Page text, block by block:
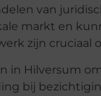
van
markt en
zijn cruciaal
in Hilversum
bij